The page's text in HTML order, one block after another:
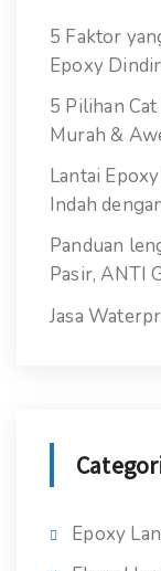
5 Faktor
Epoxy
5 Pilihan
Murah &
Lantai
Indah
Panduan
Pasir, ANTI
Jasa
Epoxy